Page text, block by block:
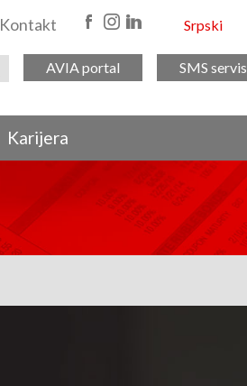
Kontakt Srpski
AVIA portal SMS servis
Karijera